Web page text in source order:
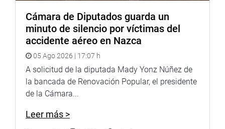
Cámara de Diputados guarda un
minuto de silencio por víctimas del
accidente aéreo en Nazca
05 Ago 2026 | 17:07 h
A solicitud de la diputada Mady Yonz Núñez de
la bancada de Renovación Popular, el presidente
de la Cámara...
Leer más >